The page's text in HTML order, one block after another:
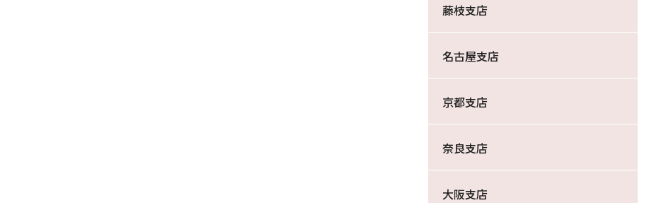
藤枝支店
名古屋支店
京都支店
奈良支店
大阪支店